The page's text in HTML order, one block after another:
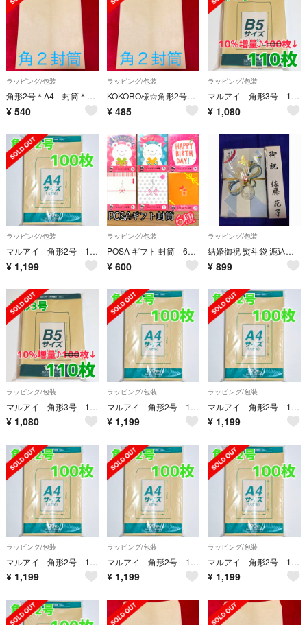
ラッピング/包装
角形2号＊A4 封筒＊60枚
¥ 540
ラッピング/包装
KOKORO様☆角形2号＊A4 封筒＊50枚
¥ 485
ラッピング/包装
マルアイ 角形3号 110枚 封筒 216×277 B5 角3 角形 3号
¥ 1,080
ラッピング/包装
マルアイ 角形2号 100枚 封筒 240×332 A4 包装 資材 発送 角2
¥ 1,199
ラッピング/包装
POSA ギフト 封筒 6種 全18枚入り 日本製 景品 お祝い お礼 カラフル
¥ 600
ラッピング/包装
結婚御祝 熨斗袋 漉込和紙 亀 男女 少し大判 匿名配送
¥ 899
ラッピング/包装
マルアイ 角形3号 110枚 封筒 216×277 B5 角3 角形 3号
¥ 1,080
ラッピング/包装
マルアイ 角形2号 100枚 封筒 240×332 A4 包装 資材 発送 角2
¥ 1,199
ラッピング/包装
マルアイ 角形2号 100枚 封筒 240×332 A4 包装 資材 発送 角2
¥ 1,199
ラッピング/包装
マルアイ 角形2号 100枚 封筒 240×332 A4 包装 資材 発送 角2
¥ 1,199
ラッピング/包装
マルアイ 角形2号 100枚 封筒 240×332 A4 包装 資材 発送 角2
¥ 1,199
ラッピング/包装
マルアイ 角形2号 100枚 封筒 240×332 A4 包装 資材 発送 角2
¥ 1,199